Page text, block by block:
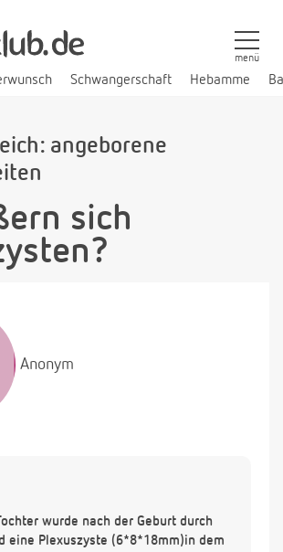
Schwangerschaft Hebamme
menü
angeborene
sich
Anonym
wurde nach der Geburt durch
eine Plexuszyste (6*8*18mm)in dem